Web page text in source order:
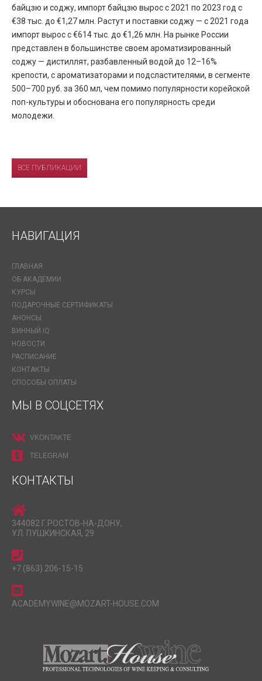
байцзю и соджу, импорт байцзю вырос с 2021 по 2023 год с
€38 тыс. до €1,27 млн. Растут и поставки соджу — с 2021 года
импорт вырос с €614 тыс. до €1,26 млн. На рынке России
представлен в большинстве своем ароматизированный
соджу — дистиллят, разбавленный водой до 12–16%
крепости, с ароматизаторами и подсластителями, в сегменте
500–700 руб. за 360 мл, чем помимо популярности корейской
поп-культуры и обоснована его популярность среди
молодежи.
ВСЕ ПУБЛИКАЦИИ
НАВИГАЦИЯ
ГЛАВНАЯ
ОБ АКАДЕМИИ
КУРСЫ
ПОДАРОЧНЫЕ СЕРТИФИКАТЫ
АНОНСЫ
ВИННЫЙ IQ
НОВОСТИ
РАСПИСАНИЕ
КОНТАКТЫ
СПОСОБЫ ОПЛАТЫ
МЫ В СОЦСЕТЯХ
VKONTAKTE
TELEGRAM
КОНТАКТЫ
344082 Г.РОСТОВ-НА-ДОНУ,
УЛ. ПУШКИНСКАЯ, 29
+7 (863) 206-15-15
ACADEMYWINE@MOZART-HOUSE.COM